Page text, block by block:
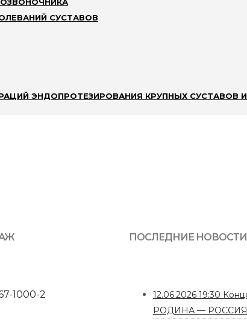
СУСТАВОВ
ЭНДОПРОТЕЗИРОВАНИЯ КРУПНЫХ СУСТАВОВ
на выбранные даты, свяжитесь со
1000-2
ПОСЛЕДНИЕ НОВОСТИ
12.06.2026 19:30
РОДИНА —